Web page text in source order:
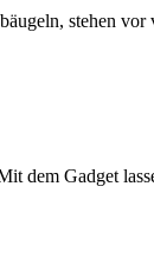
stehen
Gadget